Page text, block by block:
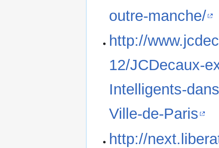
outre-manche/
http://
12/JCDecaux-
Intelligents-
Ville-de-Paris
http://